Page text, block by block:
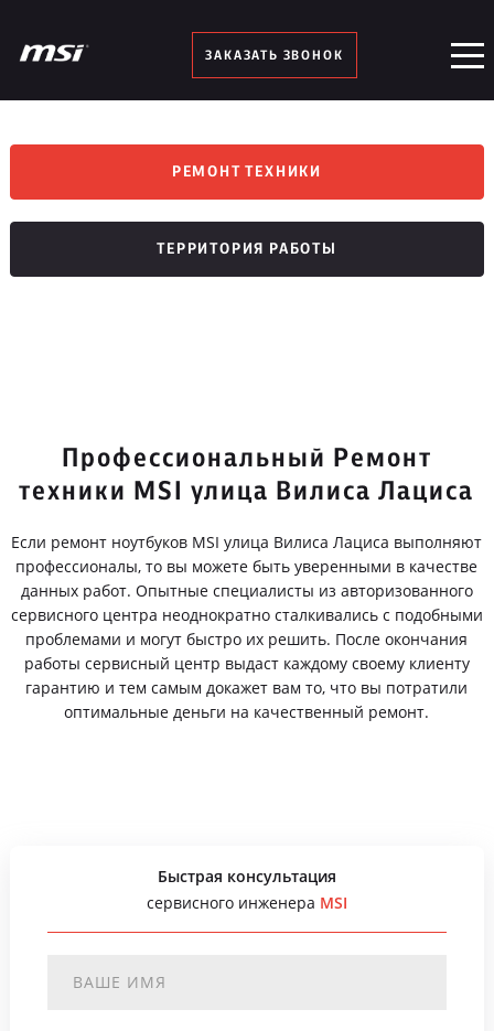
ЗАКАЗАТЬ ЗВОНОК
РЕМОНТ ТЕХНИКИ
ТЕРРИТОРИЯ РАБОТЫ
Профессиональный Ремонт
техники MSI улица Вилиса Лациса
Если ремонт ноутбуков MSI улица Вилиса Лациса выполняют
профессионалы, то вы можете быть уверенными в качестве
данных работ. Опытные специалисты из авторизованного
сервисного центра неоднократно сталкивались с подобными
проблемами и могут быстро их решить. После окончания
работы сервисный центр выдаст каждому своему клиенту
гарантию и тем самым докажет вам то, что вы потратили
оптимальные деньги на качественный ремонт.
Быстрая консультация
сервисного инженера MSI